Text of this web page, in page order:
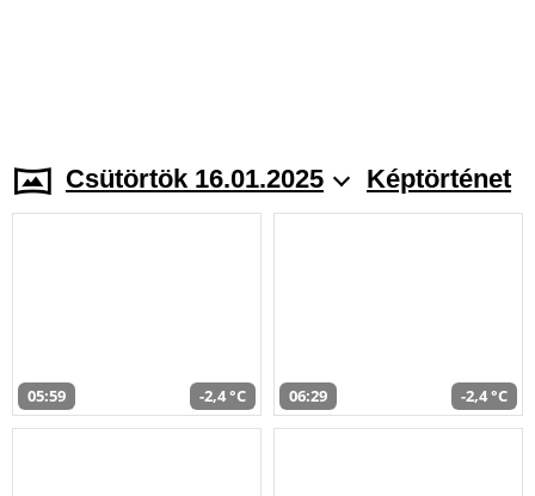
Csütörtök 16.01.2025 Képtörténet
05:59 -2,4 °C 06:29 -2,4 °C